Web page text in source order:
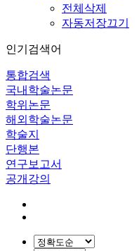
전체삭제
자동저장끄기
인기검색어
통합검색
국내학술논문
학위논문
해외학술논문
학술지
단행본
연구보고서
공개강의